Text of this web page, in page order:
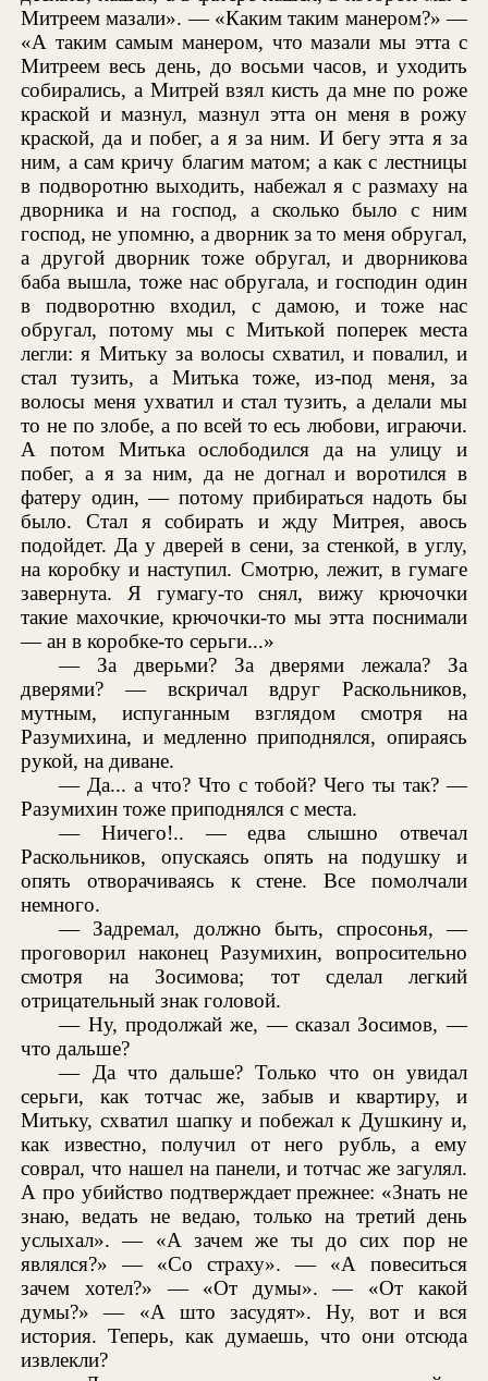
Митреем мазали». — «Каким таким манером?» —
«А таким самым манером, что мазали мы этта с
Митреем весь день, до восьми часов, и уходить
собирались, а Митрей взял кисть да мне по роже
краской и мазнул, мазнул этта он меня в рожу
краской, да и побег, а я за ним. И бегу этта я за
ним, а сам кричу благим матом; а как с лестницы
в подворотню выходить, набежал я с размаху на
дворника и на господ, а сколько было с ним
господ, не упомню, а дворник за то меня обругал,
а другой дворник тоже обругал, и дворникова
баба вышла, тоже нас обругала, и господин один
в подворотню входил, с дамою, и тоже нас
обругал, потому мы с Митькой поперек места
легли: я Митьку за волосы схватил, и повалил, и
стал тузить, а Митька тоже, из-под меня, за
волосы меня ухватил и стал тузить, а делали мы
то не по злобе, а по всей то есь любови, играючи.
А потом Митька ослободился да на улицу и
побег, а я за ним, да не догнал и воротился в
фатеру один, — потому прибираться надоть бы
было. Стал я собирать и жду Митрея, авось
подойдет. Да у дверей в сени, за стенкой, в углу,
на коробку и наступил. Смотрю, лежит, в гумаге
завернута. Я гумагу-то снял, вижу крючочки
такие махочкие, крючочки-то мы этта поснимали
— ан в коробке-то серьги...»
— За дверьми? За дверями лежала? За
дверями? — вскричал вдруг Раскольников,
мутным, испуганным взглядом смотря на
Разумихина, и медленно приподнялся, опираясь
рукой, на диване.
— Да... а что? Что с тобой? Чего ты так? —
Разумихин тоже приподнялся с места.
— Ничего!.. — едва слышно отвечал
Раскольников, опускаясь опять на подушку и
опять отворачиваясь к стене. Все помолчали
немного.
— Задремал, должно быть, спросонья, —
проговорил наконец Разумихин, вопросительно
смотря на Зосимова; тот сделал легкий
отрицательный знак головой.
— Ну, продолжай же, — сказал Зосимов, —
что дальше?
— Да что дальше? Только что он увидал
серьги, как тотчас же, забыв и квартиру, и
Митьку, схватил шапку и побежал к Душкину и,
как известно, получил от него рубль, а ему
соврал, что нашел на панели, и тотчас же загулял.
А про убийство подтверждает прежнее: «Знать не
знаю, ведать не ведаю, только на третий день
услыхал». — «А зачем же ты до сих пор не
являлся?» — «Со страху». — «А повеситься
зачем хотел?» — «От думы». — «От какой
думы?» — «А што засудят». Ну, вот и вся
история. Теперь, как думаешь, что они отсюда
извлекли?